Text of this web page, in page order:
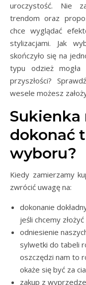
uroczystość. Nie
trendom oraz
chce wyglądać
stylizacjami. Jak
skończyło się na
typu odzież
przyszłości?
wesele możesz
Sukienka
dokonać
wyboru?
Kiedy zamierzamy
zwrócić uwagę na:
dokonanie
jeśli chcemy
odniesienie
sylwetki do tabeli
oszczędzi nam to
okaże się być za
zakup z